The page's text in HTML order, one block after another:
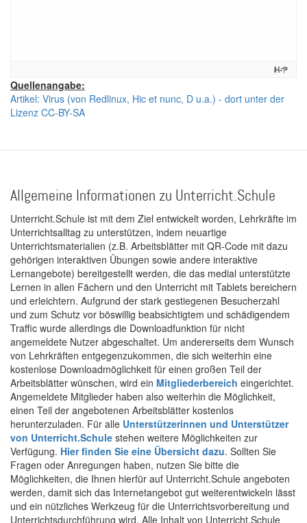
Quellenangabe:
Artikel: Virus (von Redlinux, Hic et nunc, D u.a.) - dort unter der
Lizenz CC-BY-SA
Allgemeine Informationen zu Unterricht.Schule
Unterricht.Schule ist mit dem Ziel entwickelt worden, Lehrkräfte im
Unterrichtsalltag zu unterstützen, indem neuartige
Unterrichtsmaterialien (z.B. Arbeitsblätter mit QR-Code mit dazu
gehörigen interaktiven Übungen sowie andere interaktive
Lernangebote) bereitgestellt werden, die das medial unterstützte
Lernen in allen Fächern und den Unterricht mit Tablets bereichern
und erleichtern. Aufgrund der stark gestiegenen Besucherzahl
und zum Schutz vor böswillig beabsichtigtem und schädigendem
Traffic wurde allerdings die Downloadfunktion für nicht
angemeldete Nutzer abgeschaltet. Um andererseits dem Wunsch
von Lehrkräften entgegenzukommen, die sich weiterhin eine
kostenlose Downloadmöglichkeit für einen großen Teil der
Arbeitsblätter wünschen, wird ein Mitgliederbereich eingerichtet.
Angemeldete Mitglieder haben also weiterhin die Möglichkeit,
einen Teil der angebotenen Arbeitsblätter kostenlos
herunterzuladen. Für alle Unterstützerinnen und Unterstützer
von Unterricht.Schule stehen weitere Möglichkeiten zur
Verfügung. Hier finden Sie eine Übersicht dazu. Sollten Sie
Fragen oder Anregungen haben, nutzen Sie bitte die
Möglichkeiten, die Ihnen hierfür auf Unterricht.Schule angeboten
werden, damit sich das Internetangebot gut weiterentwickeln lässt
und ein nützliches Werkzeug für die Unterrichtsvorbereitung und
Unterrichtsdurchführung wird. Alle Inhalt von Unterricht.Schule